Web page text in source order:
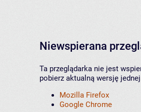
Niewspierana
Ta przeglądarka nie jest
pobierz aktualną wersję
Mozilla Firefox
Google Chrome